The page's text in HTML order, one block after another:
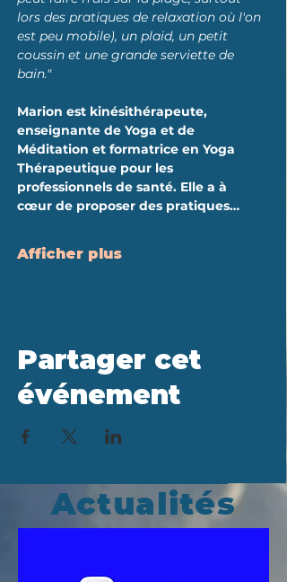
lors des pratiques de relaxation où l'on
est peu mobile), un plaid, un petit
coussin et une grande serviette de
bain."
Marion est kinésithérapeute,
enseignante de Yoga et de
Méditation et formatrice en Yoga
Thérapeutique pour les
professionnels de santé. Elle a à
cœur de proposer des pratiques…
Afficher plus
Partager cet
événement
Actualités